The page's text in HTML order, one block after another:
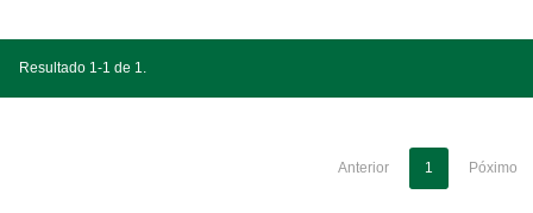
Resultado 1-1 de 1.
Anterior 1 Póximo